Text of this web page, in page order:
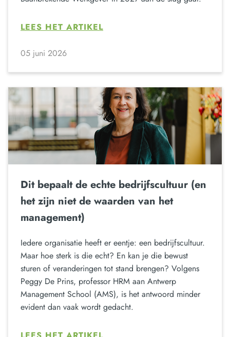
LEES HET ARTIKEL
05 juni 2026
Dit bepaalt de echte bedrijfscultuur (en
het zijn niet de waarden van het
management)
Iedere organisatie heeft er eentje: een bedrijfscultuur.
Maar hoe sterk is die echt? En kan je die bewust
sturen of veranderingen tot stand brengen? Volgens
Peggy De Prins, professor HRM aan Antwerp
Management School (AMS), is het antwoord minder
evident dan vaak wordt gedacht.